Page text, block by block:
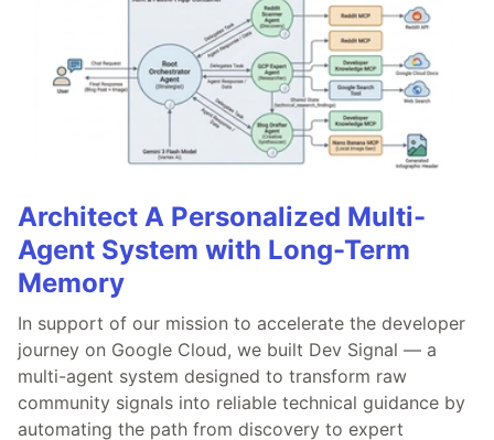
Architect A Personalized Multi-
Agent System with Long-Term
Memory
In support of our mission to accelerate the developer
journey on Google Cloud, we built Dev Signal — a
multi-agent system designed to transform raw
community signals into reliable technical guidance by
automating the path from discovery to expert